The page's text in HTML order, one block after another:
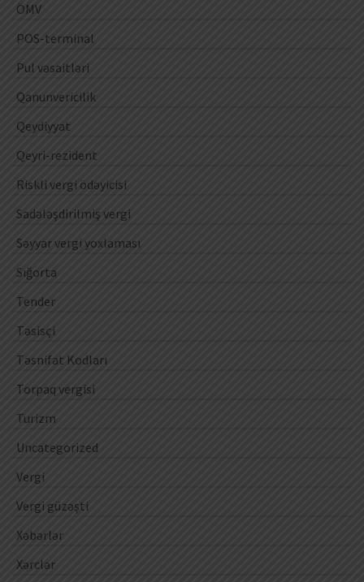
ÖMV
POS-terminal
Pul vəsaitləri
Qanunvericilik
Qeydiyyat
Qeyri-rezident
Riskli vergi ödəyicisi
Sadələşdirilmiş vergi
Səyyar vergi yoxlaması
Sığorta
Tender
Təsisçi
Təsnifat Kodları
Torpaq vergisi
Turizm
Uncategorized
Vergi
Vergi güzəşti
Xəbərlər
Xərclər